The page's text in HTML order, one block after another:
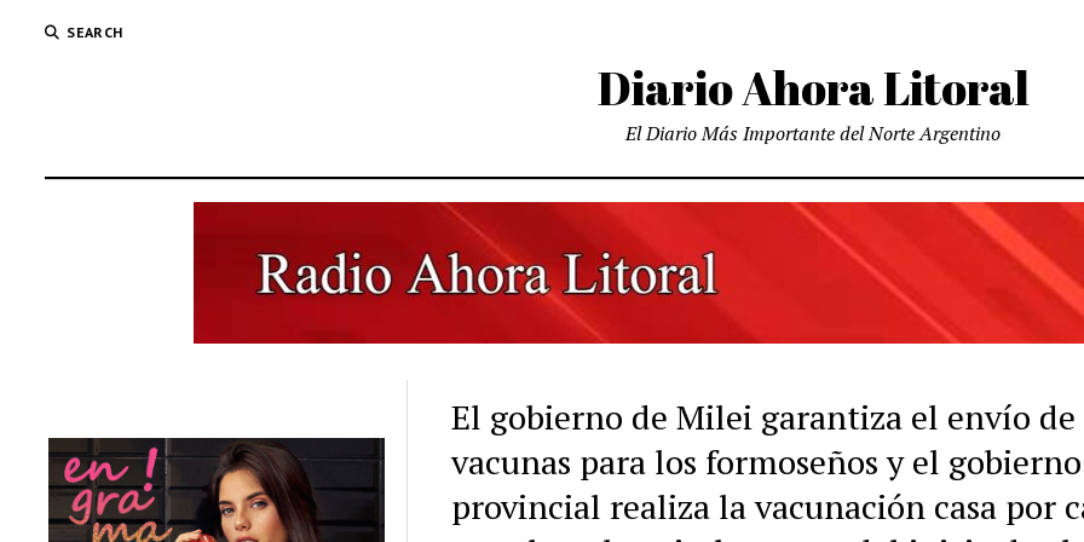
SEARCH
Diario Ahora Litoral
El Diario Más Importante del Norte Argentino
El gobierno de Milei garantiza el envío de
vacunas para los formoseños y el gobierno
provincial realiza la vacunación casa por